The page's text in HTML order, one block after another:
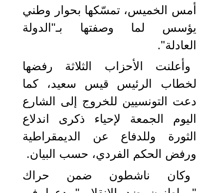
أمس الخميس، تمسّكها بحوار وطني
يؤسس لما وصفتها بـ"الدولة
العادلة".
وأعلنت الأحزاب الثلاثة رفضها
لخطاب الرئيس قيس سعيد، كما
دعت التونسيين للخروج إلى الشارع
اليوم الجمعة لإحياء ذكرى اندلاع
الثورة وللدفاع عن الديمقراطية
ورفض الحكم الفردي، حسب البيان.
وكان ناشطون ضمن حراك